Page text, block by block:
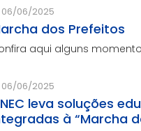
para os
da Marcha dos
06/06/2025
dos Prefeitos
aqui alguns
06/06/2025
leva soluções
à “Marcha